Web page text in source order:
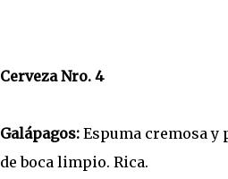
Cerveza Nro. 4
Galápagos:Espuma cremosa y
de boca limpio. Rica.